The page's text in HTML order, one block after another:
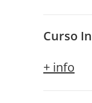
Curso
+ info